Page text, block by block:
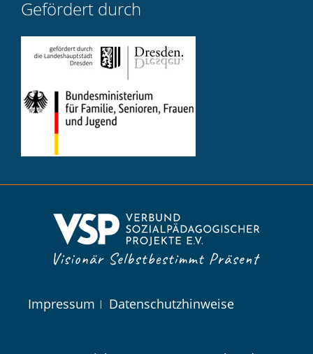
Gefördert durch
überspringen
Impressum Datenschutzhinweise